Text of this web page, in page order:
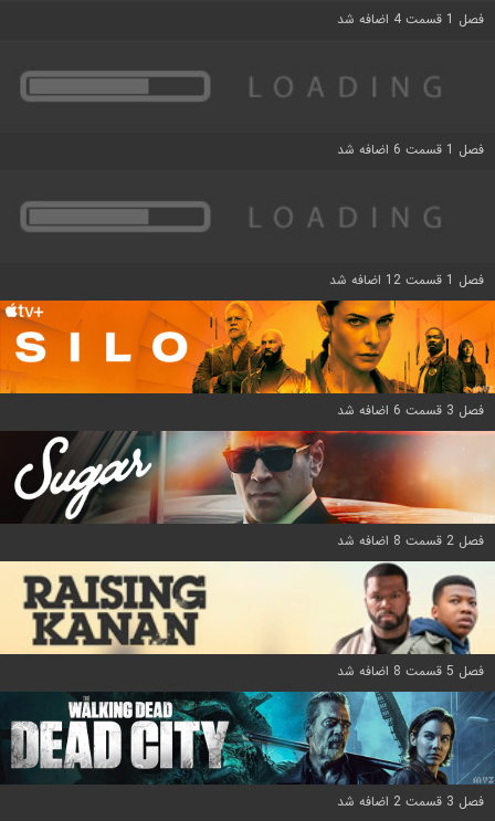
فصل 1 قسمت 4 اضافه شد
فصل 1 قسمت 6 اضافه شد
فصل 1 قسمت 12 اضافه شد
فصل 3 قسمت 6 اضافه شد
فصل 2 قسمت 8 اضافه شد
فصل 5 قسمت 8 اضافه شد
فصل 3 قسمت 2 اضافه شد